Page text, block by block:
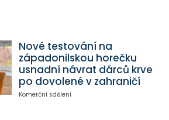
Nové testování na
západonilskou horečku
usnadní návrat dárců krve
po dovolené v zahraničí
Komerční sdělení